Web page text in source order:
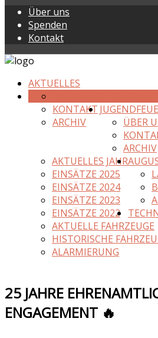
Über uns
Spenden
Kontakt
AKTUELLES
KONTAKT
ARCHIV
ÜBER
ARCHIV
AKTUELLES JAHR
EINSÄTZE 2025
EINSÄTZE 2024
EINSÄTZE 2023
EINSÄTZE 2022
AKTUELLE FAHRZEUGE
HISTORISCHE
ALARMIERUNG
25 JAHRE
ENGAGEMENT 🔥